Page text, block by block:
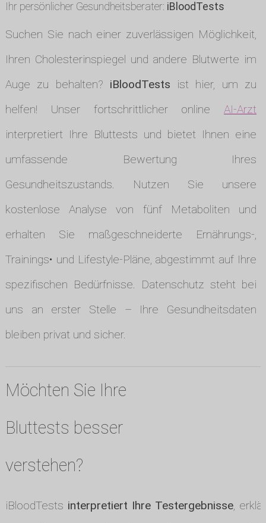
Ihr persönlicher Gesundheitsberater: iBloodTests
Suchen Sie nach einer zuverlässigen Möglichkeit,
Ihren Cholesterinspiegel und andere Blutwerte im
Auge zu behalten? iBloodTests ist hier, um zu
helfen! Unser fortschrittlicher onlineAI-Arzt
interpretiert Ihre Bluttests und bietet Ihnen eine
umfassende Bewertung Ihres
Gesundheitszustands. Nutzen Sie unsere
kostenlose Analyse von fünf Metaboliten und
erhalten Sie maßgeschneiderte Ernährungs-,
Trainings• und Lifestyle-Pläne, abgestimmt auf Ihre
spezifischen Bedürfnisse. Datenschutz steht bei
uns an erster Stelle – Ihre Gesundheitsdaten
bleiben privat und sicher.
Möchten Sie Ihre
Bluttests besser
verstehen?
iBloodTests interpretiert Ihre Testergebnisse,